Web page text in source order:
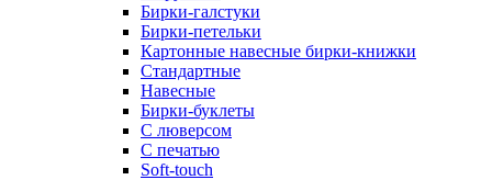
Бирки-галстуки
Бирки-петельки
Картонные навесные бирки-книжки
Стандартные
Навесные
Бирки-буклеты
С люверсом
С печатью
Soft-touch